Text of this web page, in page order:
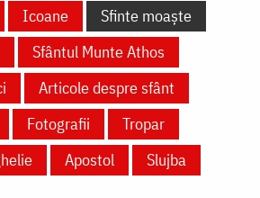
Icoane
Sfinte moaște
Sfântul Munte Athos
Articole despre sfânt
Fotografii
Tropar
Apostol Slujba